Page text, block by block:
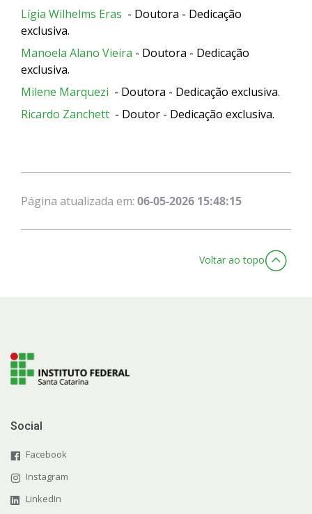
Lígia Wilhelms Eras - Doutora - Dedicação
exclusiva.
Manoela Alano Vieira - Doutora - Dedicação
exclusiva.
Milene Marquezi - Doutora - Dedicação exclusiva.
Ricardo Zanchett - Doutor - Dedicação exclusiva.
Página atualizada em: 06-05-2026 15:48:15
Voltar ao topo
Social
Facebook
Instagram
LinkedIn